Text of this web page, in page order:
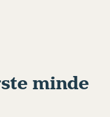
minde